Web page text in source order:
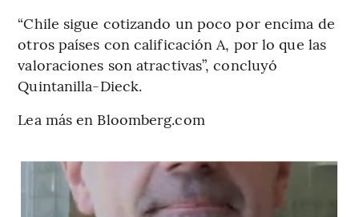
“Chile sigue cotizando un poco por encima de
otros países con calificación A, por lo que las
valoraciones son atractivas”, concluyó
Quintanilla-Dieck.
Lea más en Bloomberg.com